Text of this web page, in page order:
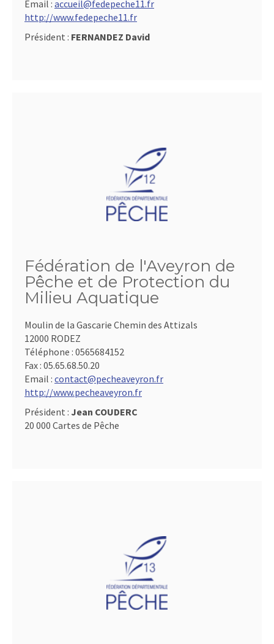
Email : accueil@fedepeche11.fr
http://www.fedepeche11.fr
Président : FERNANDEZ David
Fédération de l'Aveyron de
Pêche et de Protection du
Milieu Aquatique
Moulin de la Gascarie Chemin des Attizals
12000 RODEZ
Téléphone : 0565684152
Fax : 05.65.68.50.20
Email : contact@pecheaveyron.fr
http://www.pecheaveyron.fr
Président : Jean COUDERC
20 000 Cartes de Pêche